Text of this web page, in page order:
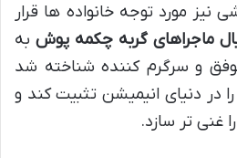
نیز مورد توجه خانواده ها قرار
ماجراهای گربه چکمه پوش به
و سرگرم کننده شناخته شد
در دنیای انیمیشن تثبیت کند و
غنی تر سازد.